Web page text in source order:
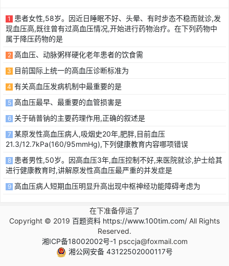
1
患者女性,58岁。因近日睡眠不好、头晕、有时步态不稳而就诊,发
现血压高,既往曾有过高血压情况,开始进行药物治疗。在下列药物中
属于降压药物的是
2 高血压、动脉粥样硬化老年患者的饮食需
3 目前国际上统一的高血压诊断标准为
4 有关高血压发病机制中最重要的是
5 高血压最早、最重要的血管损害是
6 关于硝普钠的主要药理作用,正确的叙述是
7 某原发性高血压病人,吸烟史20年,肥胖,目前血压
21.3/12.7kPa(160/95mmHg),下列健康教育内容哪项错误
8 患者男性,50岁。因高血压3年,血压控制不好,来医院就诊,护士给其
进行健康教育时,讲解原发性高血压最严重的并发症是
9 高血压病人短期血压明显升高出现中枢神经功能障碍考虑为
在下准备停运了
Copyright © 2019 百题资料 https://www.100tim.com/ All Rights
Reserved.
湘ICP备18002002号-1 psccja@foxmail.com
湘公网安备 43122502000117号